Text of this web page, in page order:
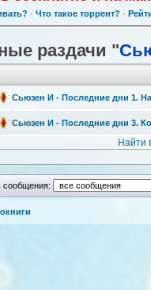
· Что такое торрент? ·
раздачи "
Сьюзен И - Последние дни 1.
Сьюзен И - Последние дни 3.
Найти
сообщения: